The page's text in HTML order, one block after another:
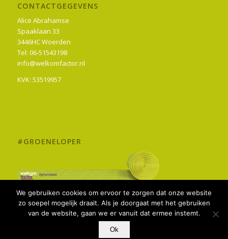
CONTACTGEGEVENS
Alice Abrahamse
Spaaklaan 33
3446HC Woerden
Tel: 06-51543198
info@welkomfactor.nl
KVK: 53519957
#GROENELOPER
We gebruiken cookies om ervoor te zorgen dat onze website
zo soepel mogelijk draait. Als je doorgaat met het gebruiken
van de website, gaan we er vanuit dat ermee instemt.
Ok